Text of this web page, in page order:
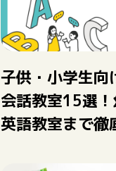
子供・小学生向
会話教室15選
英語教室まで徹